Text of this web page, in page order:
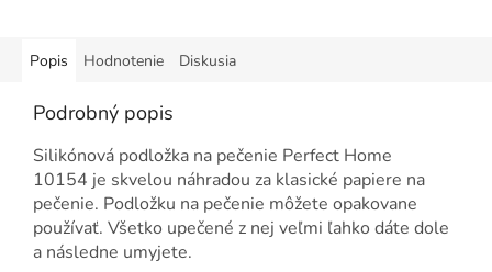
Popis Hodnotenie Diskusia
Podrobný popis
Silikónová podložka na pečenie Perfect Home
10154 je skvelou náhradou za klasické papiere na
pečenie. Podložku na pečenie môžete opakovane
používať. Všetko upečené z nej veľmi ľahko dáte dole
a následne umyjete.